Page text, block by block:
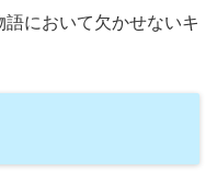
において欠かせないキ